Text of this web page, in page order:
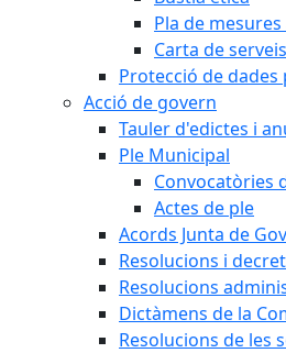
Pla de
Carta de serveis
Protecció de dades
Acció de govern
Tauler d'edictes i
Ple Municipal
Convocatòries
Actes de ple
Acords Junta de
Resolucions i
Resolucions
Dictàmens de la
Resolucions de les